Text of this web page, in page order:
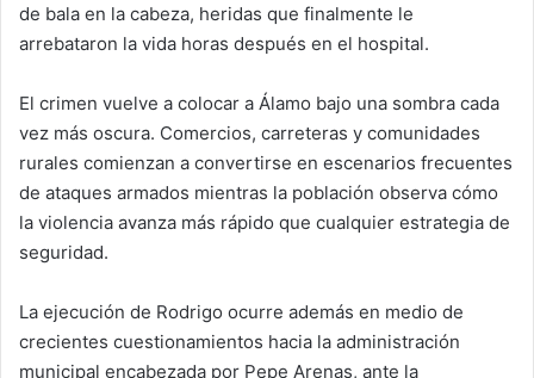
de bala en la cabeza, heridas que finalmente le
arrebataron la vida horas después en el hospital.
El crimen vuelve a colocar a Álamo bajo una sombra cada
vez más oscura. Comercios, carreteras y comunidades
rurales comienzan a convertirse en escenarios frecuentes
de ataques armados mientras la población observa cómo
la violencia avanza más rápido que cualquier estrategia de
seguridad.
La ejecución de Rodrigo ocurre además en medio de
crecientes cuestionamientos hacia la administración
municipal encabezada por Pepe Arenas, ante la